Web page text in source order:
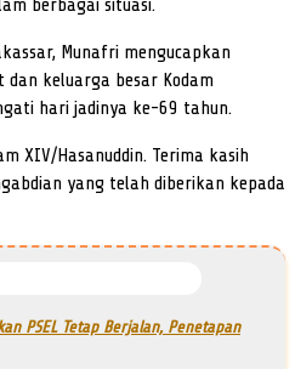
berbagai situasi.
Munafri mengucapkan
keluarga besar Kodam
hari jadinya ke-69 tahun.
XIV/Hasanuddin. Terima kasih
yang telah diberikan kepada
PSEL Tetap Berjalan, Penetapan